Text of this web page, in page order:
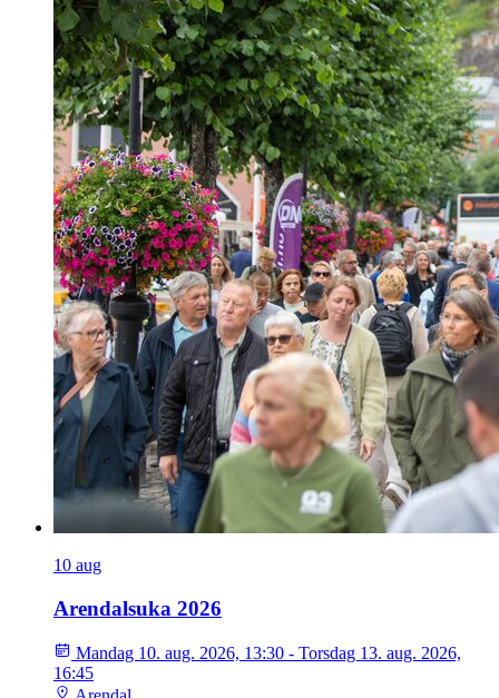
10 aug
Arendalsuka 2026
Mandag 10. aug. 2026, 13:30 - Torsdag 13. aug. 2026,
16:45